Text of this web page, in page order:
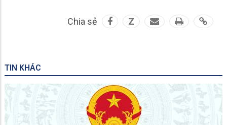
Chia sẻ Z
TIN KHÁC